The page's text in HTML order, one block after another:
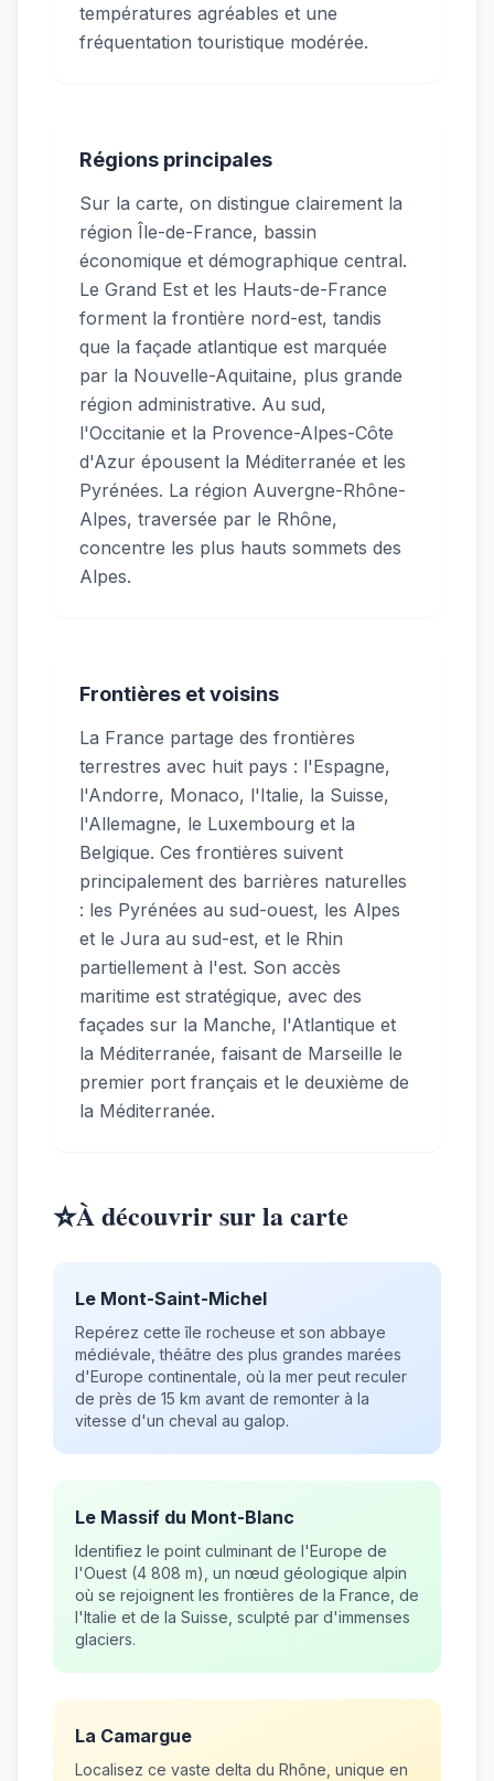
températures agréables et une
fréquentation touristique modérée.
Régions principales
Sur la carte, on distingue clairement la
région Île-de-France, bassin
économique et démographique central.
Le Grand Est et les Hauts-de-France
forment la frontière nord-est, tandis
que la façade atlantique est marquée
par la Nouvelle-Aquitaine, plus grande
région administrative. Au sud,
l'Occitanie et la Provence-Alpes-Côte
d'Azur épousent la Méditerranée et les
Pyrénées. La région Auvergne-Rhône-
Alpes, traversée par le Rhône,
concentre les plus hauts sommets des
Alpes.
Frontières et voisins
La France partage des frontières
terrestres avec huit pays : l'Espagne,
l'Andorre, Monaco, l'Italie, la Suisse,
l'Allemagne, le Luxembourg et la
Belgique. Ces frontières suivent
principalement des barrières naturelles
: les Pyrénées au sud-ouest, les Alpes
et le Jura au sud-est, et le Rhin
partiellement à l'est. Son accès
maritime est stratégique, avec des
façades sur la Manche, l'Atlantique et
la Méditerranée, faisant de Marseille le
premier port français et le deuxième de
la Méditerranée.
⭐À découvrir sur la carte
Le Mont-Saint-Michel
Repérez cette île rocheuse et son abbaye
médiévale, théâtre des plus grandes marées
d'Europe continentale, où la mer peut reculer
de près de 15 km avant de remonter à la
vitesse d'un cheval au galop.
Le Massif du Mont-Blanc
Identifiez le point culminant de l'Europe de
l'Ouest (4 808 m), un nœud géologique alpin
où se rejoignent les frontières de la France, de
l'Italie et de la Suisse, sculpté par d'immenses
glaciers.
La Camargue
Localisez ce vaste delta du Rhône, unique en